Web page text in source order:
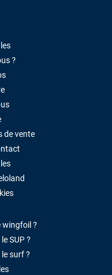
?
de vente
wingfoil ?
SUP ?
le surf ?